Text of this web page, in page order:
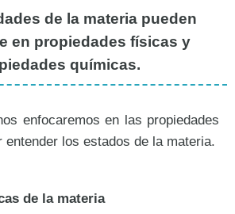
de la materia pueden
en propiedades físicas y
químicas.
enfocaremos en las propiedades
los estados de la materia.
de la materia